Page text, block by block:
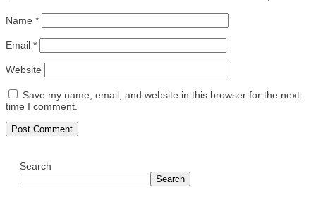
Name *
Email *
Website
Save my name, email, and website in this browser for the next
time I comment.
Search
Search